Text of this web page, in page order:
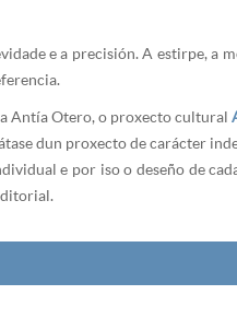
e a precisión. A estirpe, a
Antía Otero, o proxecto cultural
dun proxecto de carácter
e por iso o deseño de